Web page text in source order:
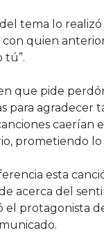
tema lo
con quien
tú”.
que pide
para agradecer
caerían
prometiendo lo
esta
acerca del
el protagonista